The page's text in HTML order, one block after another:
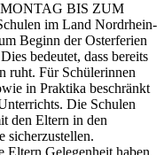
BIS ZUM
im Land Nordrhein-
Beginn der Osterferien
bedeutet, dass bereits
ruht. Für Schülerinnen
in Praktika beschränkt
Die Schulen
den Eltern in den
sicherzustellen.
Gelegenheit haben,